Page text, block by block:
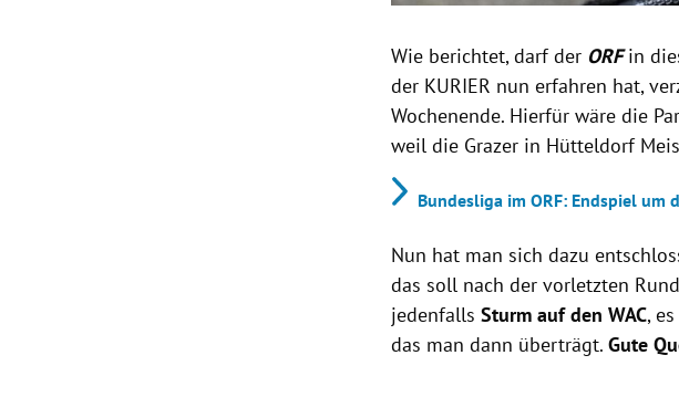
Wie berichtet, darf der ORFin
der KURIER nun erfahren hat,
Wochenende. Hierfür wäre die
weil die Grazer in Hütteldorf
Bundesliga im ORF: Endspiel
Nun hat man sich dazu
das soll nach der vorletzten
jedenfalls Sturm auf den WAC,
das man dann überträgt.Gute